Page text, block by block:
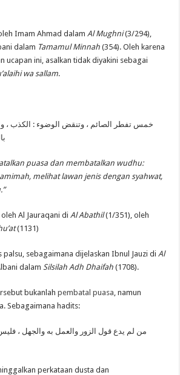
Imam Ahmad dalamAl Mughni(3/294),
dalam Tamamul Minnah (354). Oleh karena
ucapan ini, asalkan tidak diyakini sebagai
wa sallam.
خمس تفطر الصائم ، وتنقض الوضوء : الكذب ،
puasa dan membatalkan wudhu:
melihat lawan jenis dengan syahwat,
Al Jauraqani diAl Abathil(1/351), oleh
(1131)
palsu, sebagaimana dijelaskan Ibnul Jauzi diAl
dalam Silsilah Adh Dhaifah (1708).
bukanlahpembatal puasa , namun
Sebagaimana hadits:
من لم يدع قول الزور والعمل به والجهل ،
perkataan dusta dan